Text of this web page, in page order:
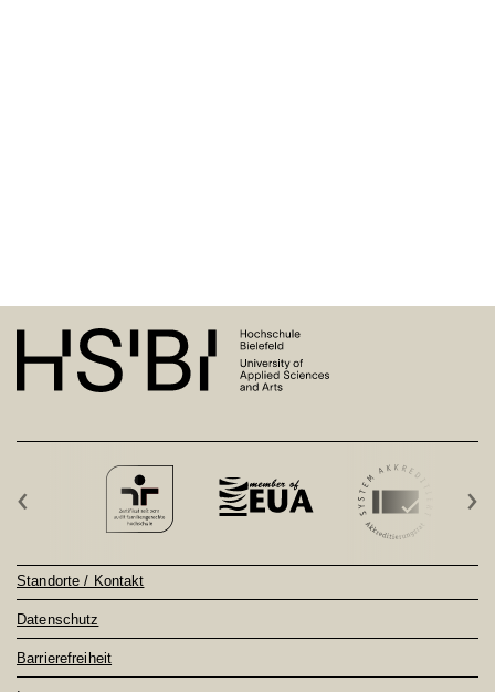
‹ ›
Standorte / Kontakt
Datenschutz
Barrierefreiheit